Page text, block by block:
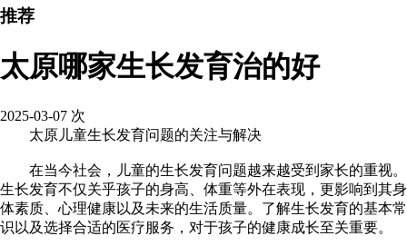
推荐
太原哪家生长发育治的好
2025-03-07 次
太原儿童生长发育问题的关注与解决
在当今社会，儿童的生长发育问题越来越受到家长的重视。
生长发育不仅关乎孩子的身高、体重等外在表现，更影响到其身
体素质、心理健康以及未来的生活质量。了解生长发育的基本常
识以及选择合适的医疗服务，对于孩子的健康成长至关重要。